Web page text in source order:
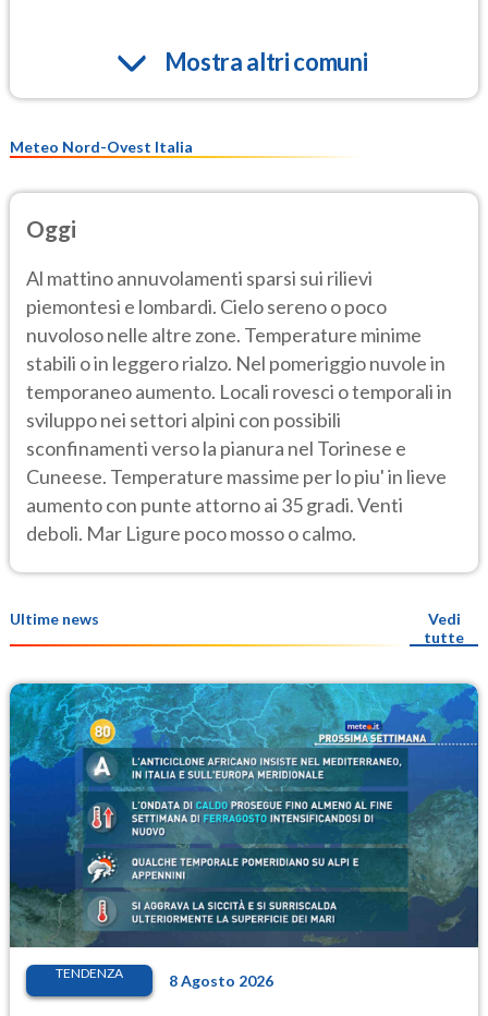
Mostra altri comuni
Meteo Nord-Ovest Italia
Oggi
Al mattino annuvolamenti sparsi sui rilievi
piemontesi e lombardi. Cielo sereno o poco
nuvoloso nelle altre zone. Temperature minime
stabili o in leggero rialzo. Nel pomeriggio nuvole in
temporaneo aumento. Locali rovesci o temporali in
sviluppo nei settori alpini con possibili
sconfinamenti verso la pianura nel Torinese e
Cuneese. Temperature massime per lo piu' in lieve
aumento con punte attorno ai 35 gradi. Venti
deboli. Mar Ligure poco mosso o calmo.
Ultime news
Vedi
tutte
TENDENZA 8 Agosto 2026